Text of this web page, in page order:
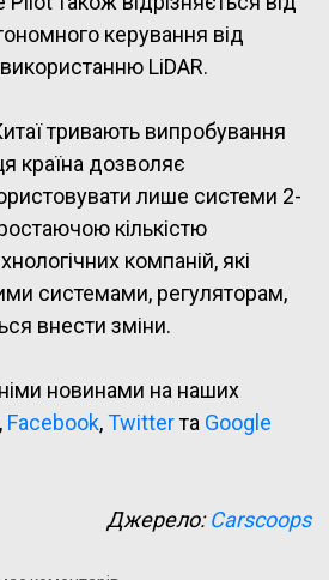
керування від
LiDAR.
тривають випробування
країна дозволяє
лише системи 2-
кількістю
компаній, які
системами, регуляторам,
внести зміни.
новинами на наших
, Facebook,Twitterта Google
Джерело:Carscoops